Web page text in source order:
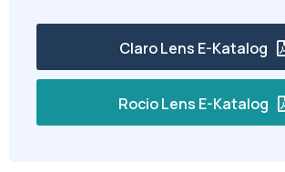
Claro Lens E-Katalog
Rocio Lens E-Katalog